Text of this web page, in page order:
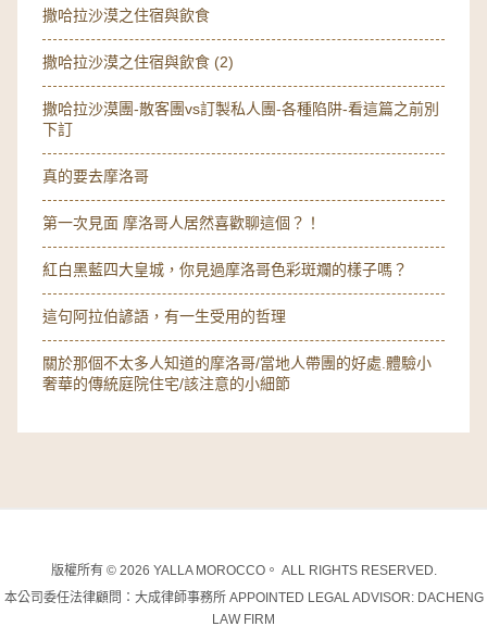
撒哈拉沙漠之住宿與飲食
撒哈拉沙漠之住宿與飲食 (2)
撒哈拉沙漠團-散客團vs訂製私人團-各種陷阱-看這篇之前別
下訂
真的要去摩洛哥
第一次見面 摩洛哥人居然喜歡聊這個？！
紅白黑藍四大皇城，你見過摩洛哥色彩斑斕的樣子嗎？
這句阿拉伯諺語，有一生受用的哲理
關於那個不太多人知道的摩洛哥/當地人帶團的好處.體驗小
奢華的傳統庭院住宅/該注意的小細節
版權所有 © 2026 YALLA MOROCCO。 ALL RIGHTS RESERVED.
本公司委任法律顧問：大成律師事務所 APPOINTED LEGAL ADVISOR: DACHENG
LAW FIRM